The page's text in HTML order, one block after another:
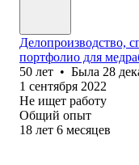
Делопроизводство,
портфолио для
50 лет • Была 28
1 сентября 2022
Не ищет работу
Общий опыт
18 лет 6 месяцев